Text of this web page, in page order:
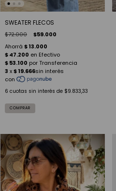
SWEATER FLECOS
$72.000 $59.000
6 cuotas sin interés de $9.833,33